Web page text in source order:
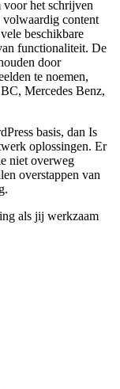
voor het schrijven
volwaardig content
beschikbare
functionaliteit. De
door
te noemen,
Mercedes Benz,
basis, dan Is
oplossingen. Er
niet overweg
overstappen van
als jij werkzaam